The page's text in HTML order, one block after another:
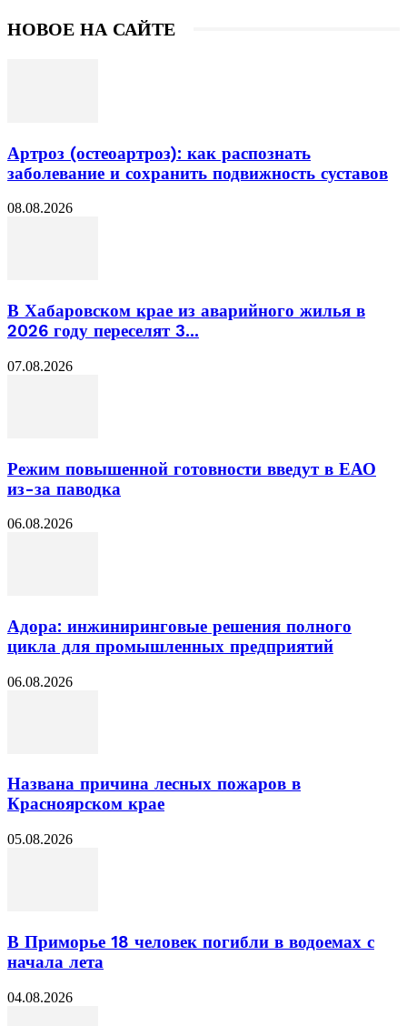
НОВОЕ НА САЙТЕ
Артроз (остеоартроз): как распознать
заболевание и сохранить подвижность суставов
08.08.2026
В Хабаровском крае из аварийного жилья в
2026 году переселят 3...
07.08.2026
Режим повышенной готовности введут в ЕАО
из-за паводка
06.08.2026
Адора: инжиниринговые решения полного
цикла для промышленных предприятий
06.08.2026
Названа причина лесных пожаров в
Красноярском крае
05.08.2026
В Приморье 18 человек погибли в водоемах с
начала лета
04.08.2026